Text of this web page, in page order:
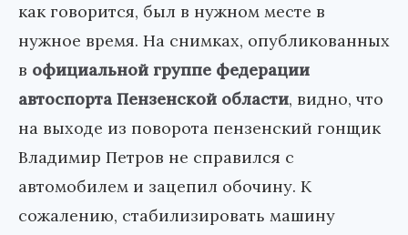
как говорится, был в нужном месте в
нужное время. На снимках, опубликованных
в официальной группе федерации
автоспорта Пензенской области, видно, что
на выходе из поворота пензенский гонщик
Владимир Петров не справился с
автомобилем и зацепил обочину. К
сожалению, стабилизировать машину